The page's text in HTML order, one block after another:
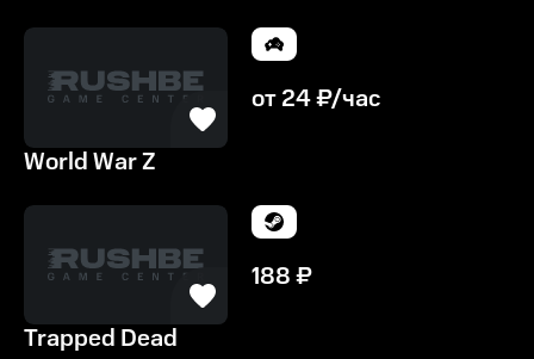
от24₽/час
World War Z
188₽
Trapped Dead